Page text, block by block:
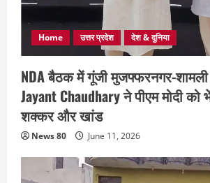
Home उत्तर प्रदेश देश & दुनिया
NDA बैठक में गूंजी मुजफ्फरनगर-
Jayant Chaudhary ने पीएम मोदी को
शक्कर और खांड
News 80 June 11, 2026